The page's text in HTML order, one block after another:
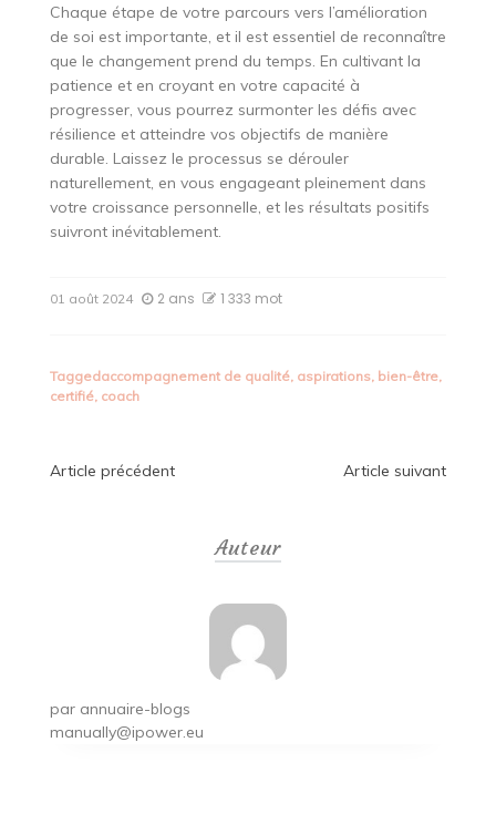
Chaque étape de votre parcours vers l’amélioration
de soi est importante, et il est essentiel de reconnaître
que le changement prend du temps. En cultivant la
patience et en croyant en votre capacité à
progresser, vous pourrez surmonter les défis avec
résilience et atteindre vos objectifs de manière
durable. Laissez le processus se dérouler
naturellement, en vous engageant pleinement dans
votre croissance personnelle, et les résultats positifs
suivront inévitablement.
01 août 2024 2 ans 1 333 mot
Taggedaccompagnement de qualité, aspirations, bien-être,
certifié, coach
Navigation
Article précédent Article suivant
Auteur
par annuaire-blogs
manually@ipower.eu